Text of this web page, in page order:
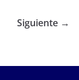
Siguiente →